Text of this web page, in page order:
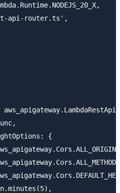
api-router.ts',
{